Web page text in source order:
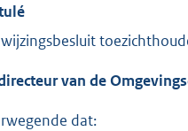
van de
dat: